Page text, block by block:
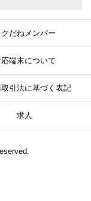
クだねメンバー
端末について
引法に基づく表記
求人